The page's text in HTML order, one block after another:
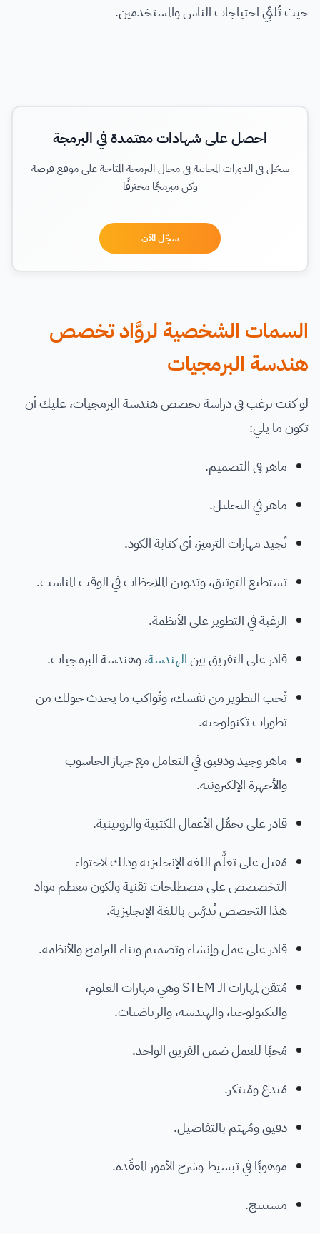
حيث تُلبِّي احتياجات الناس والمستخدمين.
احصل على شهادات معتمدة في البرمجة
سجّل في الدورات المجانية في مجال البرمجة المتاحة على موقع فرصة
وكن مبرمجًا محترفًا
سجّل الآن
السمات الشخصية لروَّاد تخصص
هندسة البرمجيات
لو كنت ترغب في دراسة تخصص هندسة البرمجيات، عليك أن
تكون ما يلي:
ماهر في التصميم.
ماهر في التحليل.
تُجيد مهارات الترميز، أي كتابة الكود.
تستطيع التوثيق، وتدوين الملاحظات في الوقت المناسب.
الرغبة في التطوير على الأنظمة.
قادر على التفريق بينالهندسة، وهندسة البرمجيات.
تُحب التطوير من نفسك، وتُواكب ما يحدث حولك من
تطورات تكنولوجية.
ماهر وجيد ودقيق في التعامل مع جهاز الحاسوب
والأجهزة الإلكترونية.
قادر على تحمُّل الأعمال المكتبية والروتينية.
مُقبل على تعلُّم اللغة الإنجليزية وذلك لاحتواء
التخصصص على مصطلحات تقنية ولكون معظم مواد
هذا التخصص تُدرَّس باللغة الإنجليزية.
قادر على عمل وإنشاء وتصميم وبناء البرامج والأنظمة.
مُتقن لمهارات الـ STEM وهي مهارات العلوم،
والتكنولوجيا، والهندسة، والرياضيات.
مُحبًا للعمل ضمن الفريق الواحد.
مُبدع ومُبتكر.
دقيق ومُهتم بالتفاصيل.
موهوبًا في تبسيط وشرح الأمور المعقّدة.
مستنتج.